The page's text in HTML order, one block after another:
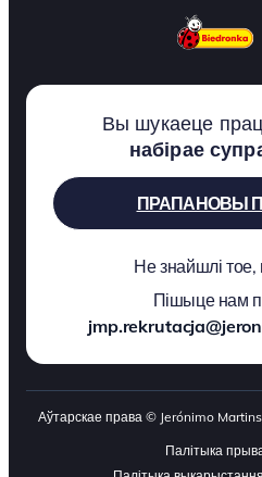
Вы шукаеце
набірае
ПРАПАНОВЫ
Не знайшлі тое,
Пішыце нам
Аўтарскае права © Jerónimo
Палітыка